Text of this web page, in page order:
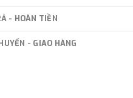
- HOÀN TIỀN
- GIAO HÀNG